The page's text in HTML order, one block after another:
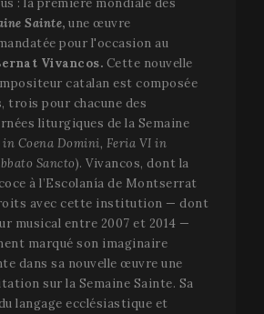
Sainte, une œuvre
pour l'occasion au
Vivancos. Cette nouvelle
catalan est composée
trois pour chacune des
liturgiques de la Semaine
in Coena Domini, Feria VI in
Sancto). Vivancos, dont la
à l’Escolanía de Montserrat
avec cette institution — dont
musical entre 2007 et 2014 —
marqué son imaginaire
dans sa nouvelle œuvre une
sur la Semaine Sainte. Sa
langage ecclésiastique et